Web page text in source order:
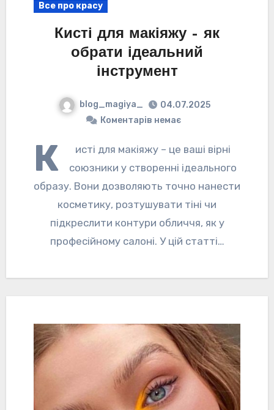
Все про красу
Кисті для макіяжу – як
обрати ідеальний
інструмент
blog_magiya_
04.07.2025
Коментарів немає
К
исті для макіяжу – це ваші вірні
союзники у створенні ідеального
образу. Вони дозволяють точно нанести
косметику, розтушувати тіні чи
підкреслити контури обличчя, як у
професійному салоні. У цій статті…